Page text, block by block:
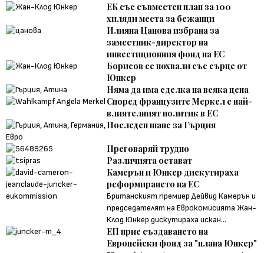
ЕК със съвместен план за 100
хиляди места за бежанци
Илияна Цанова избрана за
заместник-директор на
инвестиционния фонд на ЕС
Борисов се похвали със сърце от
Юнкер
Няма да има сделка на всяка цена
Според французите Меркел е най-
влиятелният политик в ЕС
Последен шанс за Гърция
Преговаряй трудно
Различията остават
Камерън и Юнкер дискутираха
реформирането на ЕС
Британският премиер Дейвид Камерън и
председателят на Еврокомисията Жан-
Клод Юнкер дискутираха искан...
ЕП прие създаването на
Европейски фонд за "плана Юнкер"